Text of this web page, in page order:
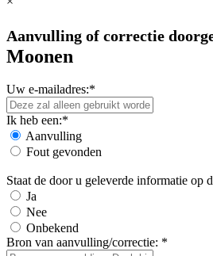
Aanvulling of correctie
Moonen
Uw e-mailadres:*
Ik heb een:*
Aanvulling
Fout gevonden
Staat de door u geleverde informatie op
Ja
Nee
Onbekend
Bron van aanvulling/correctie: *